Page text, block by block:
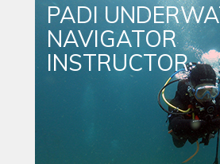
PADI
NAVIGATOR
INSTRUCTOR